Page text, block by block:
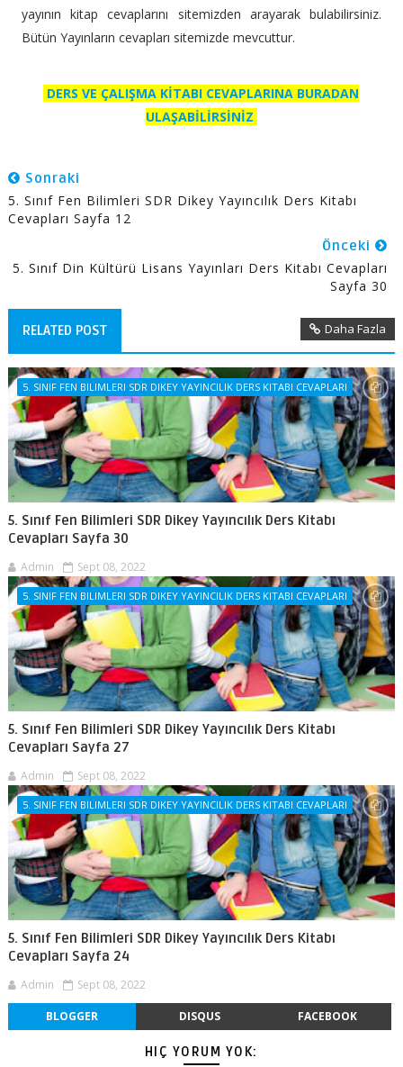
yayının kitap cevaplarını sitemizden arayarak bulabilirsiniz.
Bütün Yayınların cevapları sitemizde mevcuttur.
DERS VE ÇALIŞMA KİTABI CEVAPLARINA BURADAN
ULAŞABİLİRSİNİZ
Sonraki
5. Sınıf Fen Bilimleri SDR Dikey Yayıncılık Ders Kitabı
Cevapları Sayfa 12
Önceki
5. Sınıf Din Kültürü Lisans Yayınları Ders Kitabı Cevapları
Sayfa 30
RELATED POST Daha Fazla
5. SINIF FEN BILIMLERI SDR DIKEY YAYINCILIK DERS KITABI CEVAPLARI
5. Sınıf Fen Bilimleri SDR Dikey Yayıncılık Ders Kitabı
Cevapları Sayfa 30
Admin Sept 08, 2022
5. SINIF FEN BILIMLERI SDR DIKEY YAYINCILIK DERS KITABI CEVAPLARI
5. Sınıf Fen Bilimleri SDR Dikey Yayıncılık Ders Kitabı
Cevapları Sayfa 27
Admin Sept 08, 2022
5. SINIF FEN BILIMLERI SDR DIKEY YAYINCILIK DERS KITABI CEVAPLARI
5. Sınıf Fen Bilimleri SDR Dikey Yayıncılık Ders Kitabı
Cevapları Sayfa 24
Admin Sept 08, 2022
BLOGGER DISQUS FACEBOOK
HIÇ YORUM YOK: